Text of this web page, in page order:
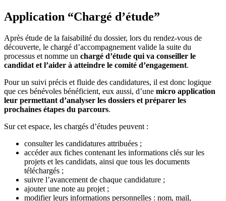
Application “Chargé d’étude”
Après étude de la faisabilité du dossier, lors du rendez-vous de
découverte, le chargé d’accompagnement valide la suite du
processus et nomme un chargé d’étude qui va conseiller le
candidat et l’aider à atteindre le comité d’engagement.
Pour un suivi précis et fluide des candidatures, il est donc logique
que ces bénévoles bénéficient, eux aussi, d’une micro application
leur permettant d’analyser les dossiers et préparer les
prochaines étapes du parcours.
Sur cet espace, les chargés d’études peuvent :
consulter les candidatures attribuées ;
accéder aux fiches contenant les informations clés sur les
projets et les candidats, ainsi que tous les documents
téléchargés ;
suivre l’avancement de chaque candidature ;
ajouter une note au projet ;
modifier leurs informations personnelles : nom, mail,